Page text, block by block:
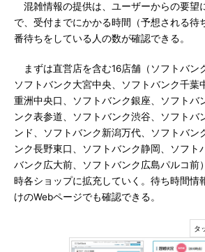
混雑情報の提供は、ユーザーからの要望
で、受付までにかかる時間（予想される待
番待ちをしている人の数が確認できる。
まずは直営店を含む16店舗（ソフトバン
ソフトバンク大宮中央、ソフトバンク千葉
重洲中央口、ソフトバンク銀座、ソフトバ
ンク表参道、ソフトバンク渋谷、ソフトバ
ンド、ソフトバンク新潟万代、ソフトバン
ンク長野東口、ソフトバンク静岡、ソフト
バンク広大前、ソフトバンク広島パルコ前
時各ショップに拡充していく。待ち時間情
けのWebページでも確認できる。